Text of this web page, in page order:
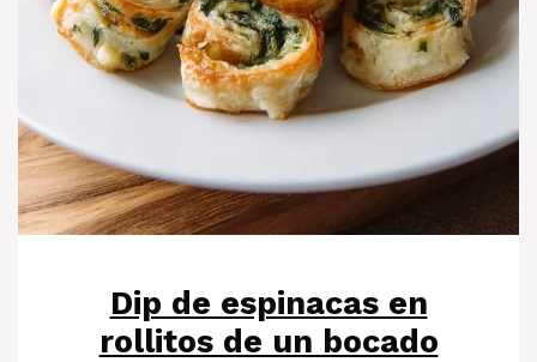
Dip de espinacas en
rollitos de un bocado